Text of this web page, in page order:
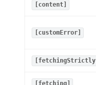
[content]
[customError]
[fetchingStrictly]
[fetching]